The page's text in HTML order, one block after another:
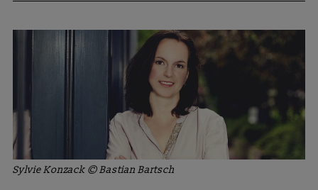
Sylvie Konzack © Bastian Bartsch